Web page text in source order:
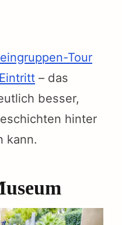
Tour
– das
besser,
hinter
kann.